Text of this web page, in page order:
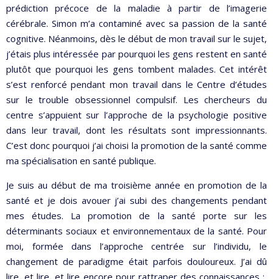
prédiction précoce de la maladie à partir de l’imagerie
cérébrale. Simon m’a contaminé avec sa passion de la santé
cognitive. Néanmoins, dès le début de mon travail sur le sujet,
j’étais plus intéressée par pourquoi les gens restent en santé
plutôt que pourquoi les gens tombent malades. Cet intérêt
s’est renforcé pendant mon travail dans le Centre d’études
sur le trouble obsessionnel compulsif. Les chercheurs du
centre s’appuient sur l’approche de la psychologie positive
dans leur travail, dont les résultats sont impressionnants.
C’est donc pourquoi j’ai choisi la promotion de la santé comme
ma spécialisation en santé publique.
Je suis au début de ma troisième année en promotion de la
santé et je dois avouer j’ai subi des changements pendant
mes études. La promotion de la santé porte sur les
déterminants sociaux et environnementaux de la santé. Pour
moi, formée dans l’approche centrée sur l’individu, le
changement de paradigme était parfois douloureux. J’ai dû